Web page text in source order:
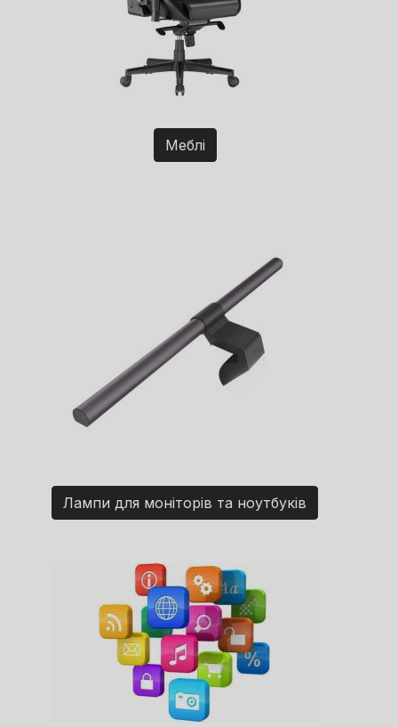
Меблі
Лампи для моніторів та ноутбуків